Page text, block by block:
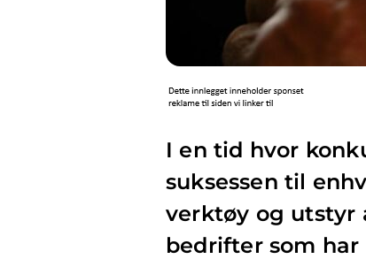
I en tid hvor
suksessen til
verktøy og utstyr
bedrifter som